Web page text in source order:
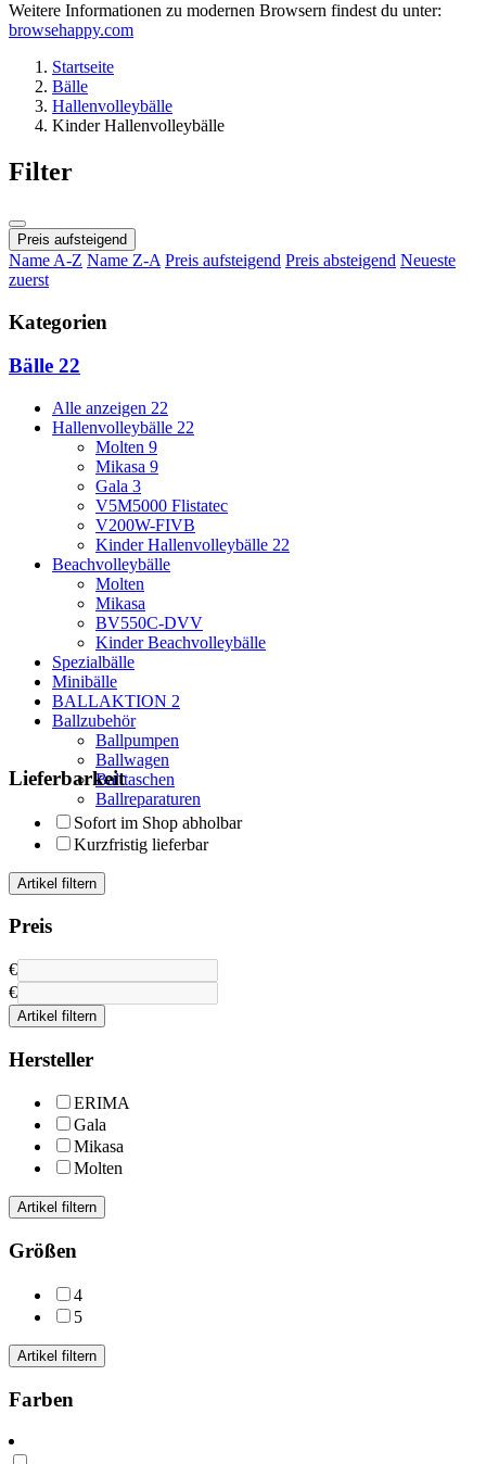
Weitere Informationen zu modernen Browsern findest du unter:
browsehappy.com
Startseite
Bälle
Hallenvolleybälle
Kinder Hallenvolleybälle
Filter
Preis aufsteigend
Name A-Z Name Z-A Preis aufsteigend Preis absteigend Neueste
zuerst
Kategorien
Bälle 22
Alle anzeigen 22
Hallenvolleybälle 22
Molten 9
Mikasa 9
Gala 3
V5M5000 Flistatec
V200W-FIVB
Kinder Hallenvolleybälle 22
Beachvolleybälle
Molten
Mikasa
BV550C-DVV
Kinder Beachvolleybälle
Spezialbälle
Minibälle
BALLAKTION 2
Ballzubehör
Ballpumpen
Ballwagen
Balltaschen
Ballreparaturen
Lieferbarkeit
Sofort im Shop abholbar
Kurzfristig lieferbar
Artikel filtern
Preis
€
€
Artikel filtern
Hersteller
ERIMA
Gala
Mikasa
Molten
Artikel filtern
Größen
4
5
Artikel filtern
Farben